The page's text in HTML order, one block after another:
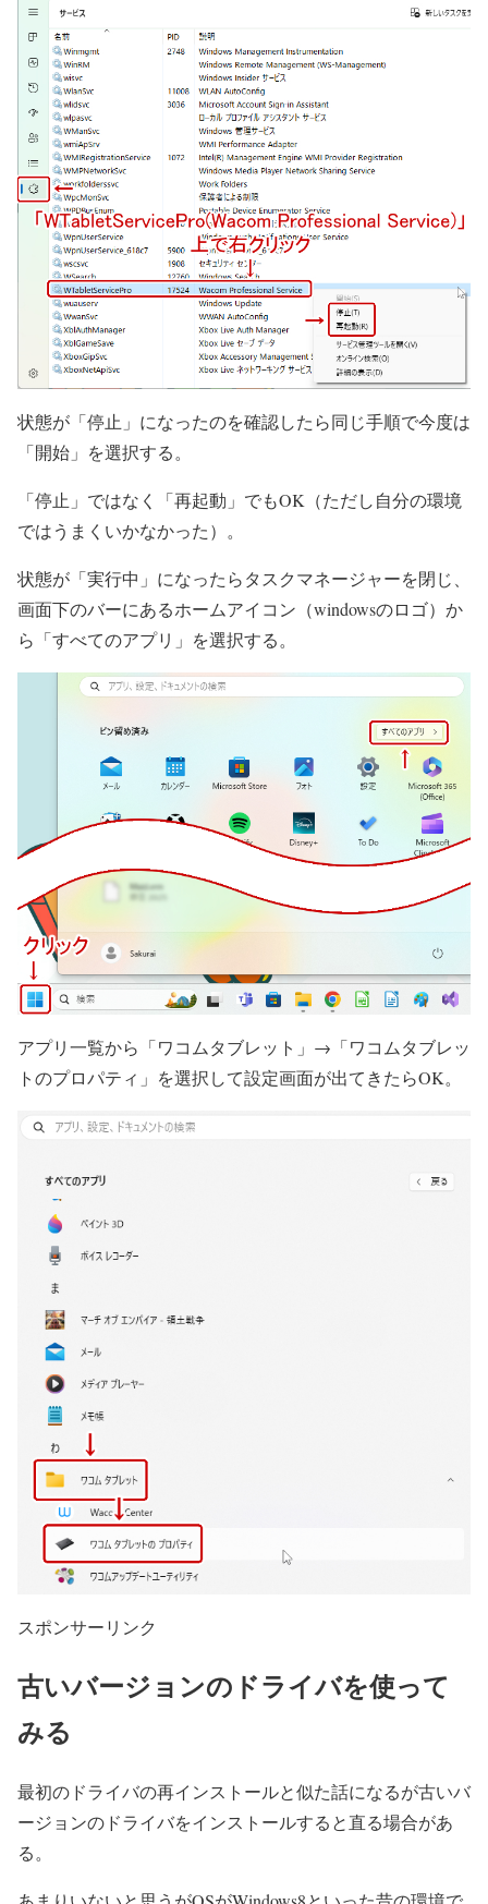
状態が「停止」になったのを確認したら同じ手順で今度は
「開始」を選択する。
「停止」ではなく「再起動」でもOK（ただし自分の環境
ではうまくいかなかった）。
状態が「実行中」になったらタスクマネージャーを閉じ、
画面下のバーにあるホームアイコン（windowsのロゴ）か
ら「すべてのアプリ」を選択する。
アプリ一覧から「ワコムタブレット」→「ワコムタブレッ
トのプロパティ」を選択して設定画面が出てきたらOK。
スポンサーリンク
古いバージョンのドライバを使って
みる
最初のドライバの再インストールと似た話になるが古いバ
ージョンのドライバをインストールすると直る場合があ
る。